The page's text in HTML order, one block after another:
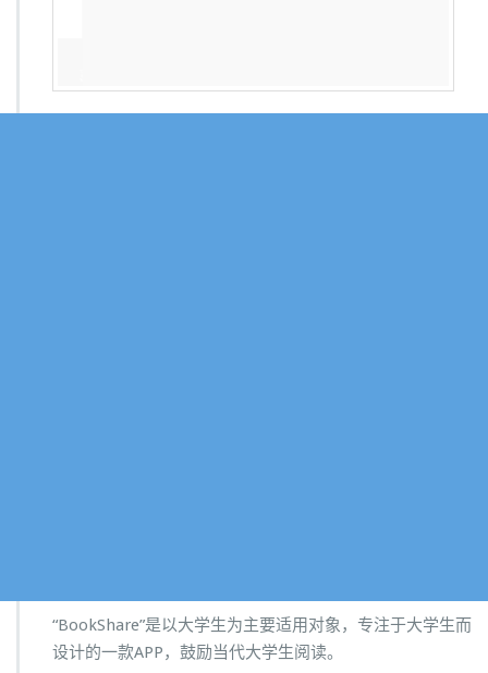
“BookShare”是以大学生为主要适用对象，专注于大学生而
设计的一款APP，鼓励当代大学生阅读。